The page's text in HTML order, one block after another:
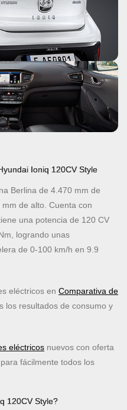
Ioniq 120CV Style
Berlina de 4.470 mm de
de alto. Cuenta con
una potencia de 120 CV
logrando unas
de 0-100 km/h en 9.9
eléctricos en Comparativa de
los resultados de consumo y
eléctricos nuevos con oferta
fácilmente todos los
120CV Style?